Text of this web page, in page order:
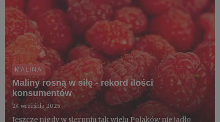
MALINA
Maliny rosną w siłę - rekord ilości
konsumentów
24 września 2025
Jeszcze nigdy w sierpniu tak wielu Polaków nie jadło